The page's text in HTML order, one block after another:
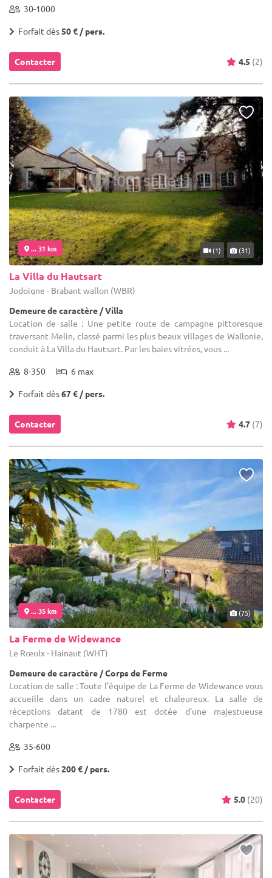
30-1000
Forfait dès50 € / pers.
Contacter 4.5 (2)
... 31 km (1) (31)
La Villa du Hautsart
Jodoigne - Brabant wallon (WBR)
Demeure de caractère / Villa
Location de salle : Une petite route de campagne pittoresque
traversant Melin, classé parmi les plus beaux villages de Wallonie,
conduit à La Villa du Hautsart. Par les baies vitrées, vous ...
8-350 6 max
Forfait dès67 € / pers.
Contacter 4.7 (7)
... 35 km (75)
La Ferme de Widewance
Le Rœulx - Hainaut (WHT)
Demeure de caractère / Corps de Ferme
Location de salle : Toute l'équipe de La Ferme de Widewance vous
accueille dans un cadre naturel et chaleureux. La salle de
réceptions datant de 1780 est dotée d'une majestueuse
charpente ...
35-600
Forfait dès200 € / pers.
Contacter 5.0 (20)